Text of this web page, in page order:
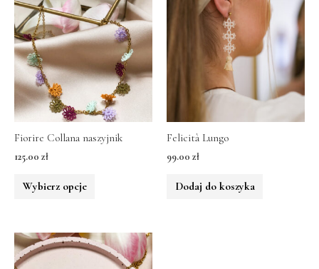
Fiorire Collana naszyjnik
125.00 zł
Wybierz opcje
Felicità Lungo
99.00 zł
Dodaj do koszyka